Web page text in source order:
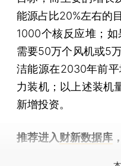
能源占比20%左右的
1000个核反应堆；
需要50万个风机或5
洁能源在2030年前
力装机；以上述装机
新增投资。
推荐进入财新数据库